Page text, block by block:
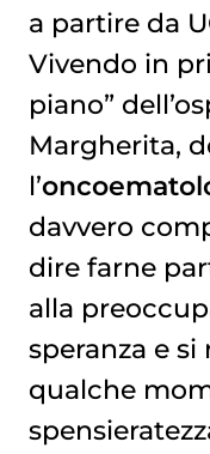
a partire da
Vivendo in
piano”
Margherita,
l’
davvero
dire farne
alla
speranza e si
qualche